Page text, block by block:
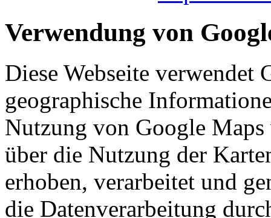
Verwendung von
Diese Webseite verwendet
geographische
Nutzung von Google
über die Nutzung der
erhoben, verarbeitet und
die Datenverarbeitung